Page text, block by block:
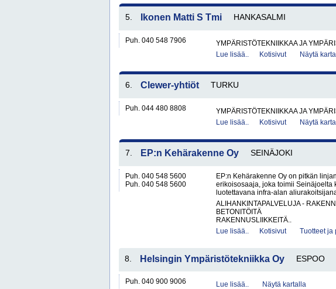
5. Ikonen Matti S Tmi HANKASALMI
Puh. 040 548 7906
YMPÄRISTÖTEKNIIKKAA JA
Lue lisää..
Kotisivut Näytä
6. Clewer-yhtiöt TURKU
Puh. 044 480 8808
YMPÄRISTÖTEKNIIKKAA JA
Lue lisää..
Kotisivut Näytä
7. EP:n Kehärakenne Oy SEINÄJOKI
Puh. 040 548 5600
Puh. 040 548 5600
EP:n Kehärakenne Oy on pitkän
erikoisosaaja, joka toimii Seinäjoelta
luotettavana infra-alan
ALIHANKINTAPALVELUJA -
BETONITÖITÄ
RAKENNUSLIIKKEITÄ..
Lue lisää..
Kotisivut Tuotteet ja
8. Helsingin Ympäristötekniikka Oy ESPOO
Puh. 040 900 9006 Lue lisää.. Näytä kartalla